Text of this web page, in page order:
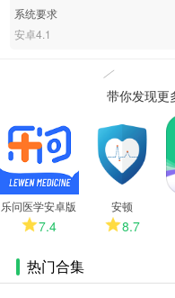
系统要求
安卓4.1
带你发现更
乐问医学安卓版
7.4
安顿
8.7
热门合集